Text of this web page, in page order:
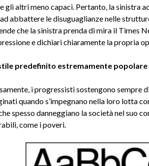
gli altri meno capaci. Pertanto, la sinistra
abbattere le disuguaglianze nelle
che la sinistra prenda di mira il Times
e dichiari chiaramente la propria
predefinito estremamente popolare
i progressisti sostengono sempre
quando s’impegnano nella loro lotta
spesso danneggiano la società nel suo
come i poveri.